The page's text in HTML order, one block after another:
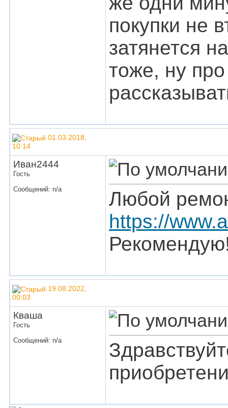
покупки не
затянется
тоже, ну
01.03.2018,
10:14
Иван2444
Гость
Сообщений: n/a
Любой
https://
19.08.2022,
00:03
Кваша
Гость
Сообщений: n/a